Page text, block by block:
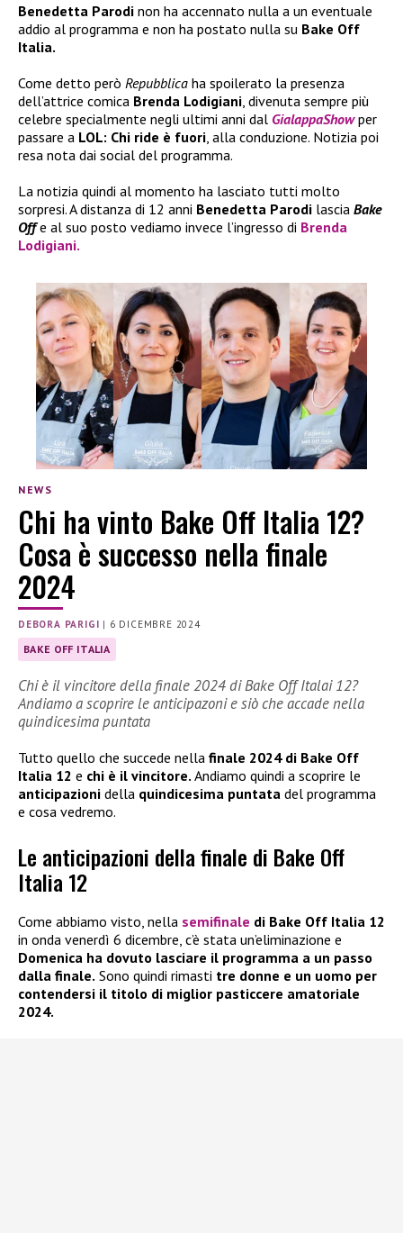
Benedetta Parodi non ha accennato nulla a un eventuale
addio al programma e non ha postato nulla su Bake Off
Italia.
Come detto però Repubblica ha spoilerato la presenza
dell’attrice comica Brenda Lodigiani , divenuta sempre più
celebre specialmente negli ultimi anni dal GialappaShowper
passare a LOL: Chi ride è fuori , alla conduzione. Notizia poi
resa nota dai social del programma.
La notizia quindi al momento ha lasciato tutti molto
sorpresi. A distanza di 12 anni Benedetta Parodi lascia Bake
Offe al suo posto vediamo invece l’ingresso di Brenda
Lodigiani.
NEWS
Chi ha vinto Bake Off Italia 12?
Cosa è successo nella finale
2024
DEBORA PARIGI | 6 DICEMBRE 2024
BAKE OFF ITALIA
Chi è il vincitore della finale 2024 di Bake Off Italai 12?
Andiamo a scoprire le anticipazoni e siò che accade nella
quindicesima puntata
Tutto quello che succede nella finale 2024 di Bake Off
Italia 12 e chi è il vincitore. Andiamo quindi a scoprire le
anticipazioni della quindicesima puntata del programma
e cosa vedremo.
Le anticipazioni della finale di Bake Off
Italia 12
Come abbiamo visto, nella semifinale di Bake Off Italia 12
in onda venerdì 6 dicembre, c’è stata un’eliminazione e
Domenica ha dovuto lasciare il programma a un passo
dalla finale. Sono quindi rimasti tre donne e un uomo per
contendersi il titolo di miglior pasticcere amatoriale
2024.